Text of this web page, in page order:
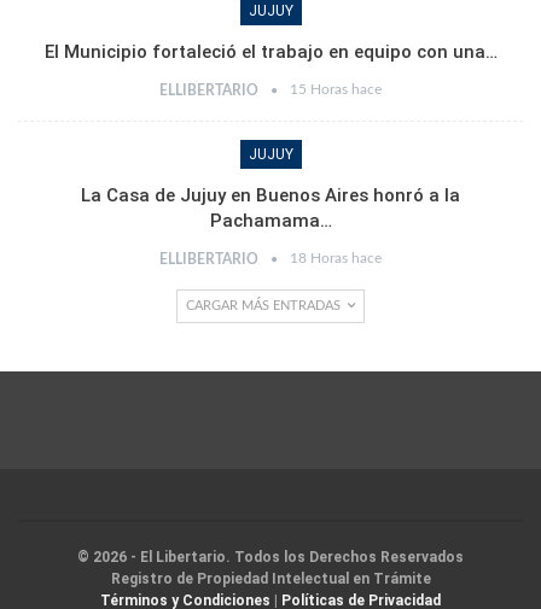
JUJUY
El Municipio fortaleció el trabajo en equipo con una…
ELLIBERTARIO 15 Horas hace
JUJUY
La Casa de Jujuy en Buenos Aires honró a la
Pachamama…
ELLIBERTARIO 18 Horas hace
CARGAR MÁS ENTRADAS
© 2026 - El Libertario. Todos los Derechos Reservados
Registro de Propiedad Intelectual en Trámite
Términos y Condiciones | Políticas de Privacidad